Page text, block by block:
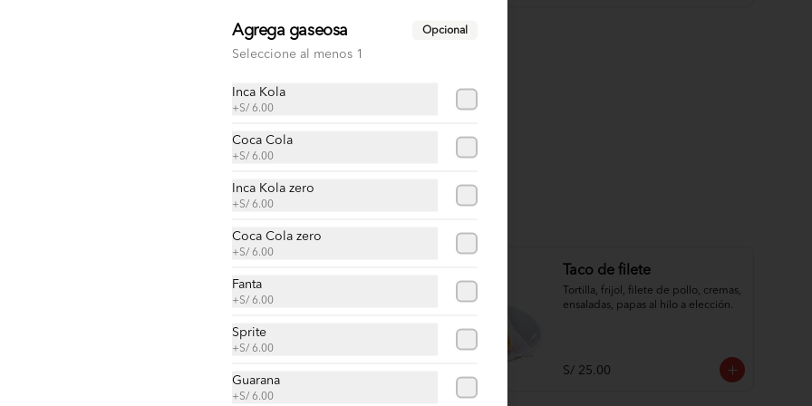
Super sanguchon (1
hotdogs+4 tocinos+2
quesos+2 jamones+1
huevo+gaseosa papas al
hilo, cremas y ensaladas )
Pan roseta o yema,  1
hamburguesa+2 hotdogs+4
huevo+gaseosa papas al hilo,
cremas y ensaladas a elección.
Tortilla, frijol chorizo, cremas ,
ensaladas, papas al hilo a elección.
Taco de filete
Tortilla, frijol, filete de pollo, cremas,
ensaladas, papas al hilo a elección.
S/ 25.00
Agrega gaseosa Opcional
Seleccione al menos 1
Inca Kola
+S/ 6.00
Coca Cola
+S/ 6.00
Inca Kola zero
+S/ 6.00
Coca Cola zero
+S/ 6.00
Fanta
+S/ 6.00
Sprite
+S/ 6.00
Guarana
+S/ 6.00